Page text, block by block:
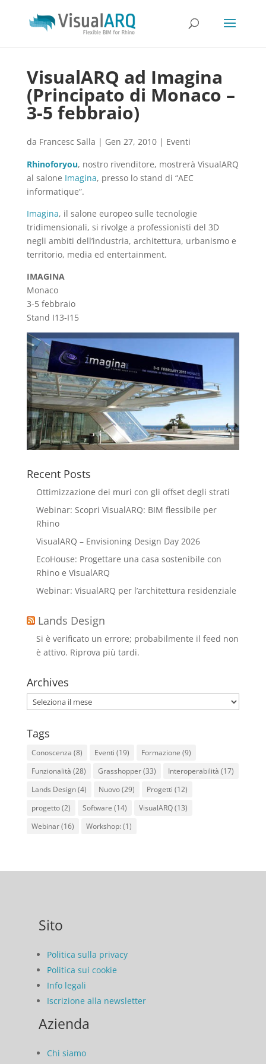
VisualARQ ad Imagina
(Principato di Monaco –
3-5 febbraio)
da Francesc Salla | Gen 27, 2010| Eventi
Rhinoforyou, nostro rivenditore, mostrerà VisualARQ
al salone Imagina, presso lo stand di “AEC
informatique”.
Imagina, il salone europeo sulle tecnologie
tridimensionali, si rivolge a professionisti del 3D
negli ambiti dell’industria, architettura, urbanismo e
territorio, media ed entertainment.
IMAGINA
Monaco
3-5 febbraio
Stand I13-I15
Recent Posts
Ottimizzazione dei muri con gli offset degli strati
Webinar: Scopri VisualARQ: BIM flessibile per
Rhino
VisualARQ – Envisioning Design Day 2026
EcoHouse: Progettare una casa sostenibile con
Rhino e VisualARQ
Webinar: VisualARQ per l’architettura residenziale
Lands Design
Si è verificato un errore; probabilmente il feed non
è attivo. Riprova più tardi.
Archives
Archives
Tags
Conoscenza (8) Eventi (19) Formazione (9)
Funzionalità (28) Grasshopper(33) Interoperabilità (17)
Lands Design(4) Nuovo(29) Progetti (12)
progetto(2) Software (14) VisualARQ(13)
Webinar(16) Workshop: (1)
Sito
Politica sulla privacy
Politica sui cookie
Info legali
Iscrizione alla newsletter
Azienda
Chi siamo